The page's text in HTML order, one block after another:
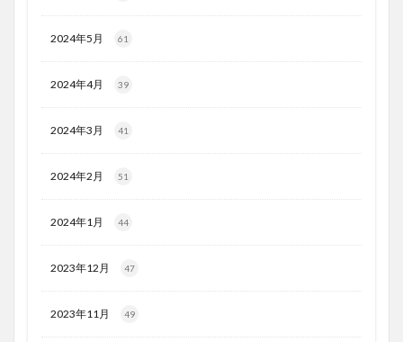
2024年5月 61
2024年4月 39
2024年3月 41
2024年2月 51
2024年1月 44
2023年12月 47
2023年11月 49